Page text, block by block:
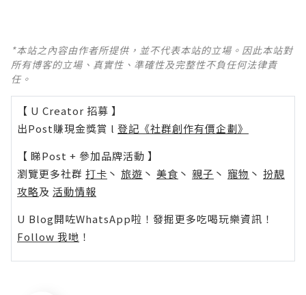
*本站之內容由作者所提供，並不代表本站的立場。因此本站對
所有博客的立場、真實性、準確性及完整性不負任何法律責
任。
【 U Creator 招募 】
出Post賺現金獎賞 l 登記《社群創作有價企劃》
【 睇Post + 參加品牌活動 】
瀏覽更多社群 打卡 丶 旅遊 丶 美食 丶 親子 丶 寵物 丶 扮靚
攻略及 活動情報
U Blog開咗WhatsApp啦！發掘更多吃喝玩樂資訊！
Follow 我哋 ！